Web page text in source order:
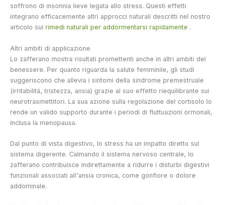
soffrono di insonnia lieve legata allo stress. Questi effetti
integrano efficacemente altri approcci naturali descritti nel nostro
articolo sui rimedi naturali per addormentarsi rapidamente .
Altri ambiti di applicazione
Lo zafferano mostra risultati promettenti anche in altri ambiti del
benessere. Per quanto riguarda la salute femminile, gli studi
suggeriscono che allevia i sintomi della sindrome premestruale
(irritabilità, tristezza, ansia) grazie al suo effetto riequilibrante sui
neurotrasmettitori. La sua azione sulla regolazione del cortisolo lo
rende un valido supporto durante i periodi di fluttuazioni ormonali,
inclusa la menopausa.
Dal punto di vista digestivo, lo stress ha un impatto diretto sul
sistema digerente. Calmando il sistema nervoso centrale, lo
zafferano contribuisce indirettamente a ridurre i disturbi digestivi
funzionali associati all'ansia cronica, come gonfiore o dolore
addominale.